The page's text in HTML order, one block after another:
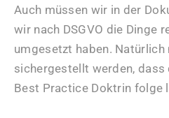
Auch müssen wir in der
wir nach DSGVO die Dinge
umgesetzt haben. Natürlich
sichergestellt werden, dass
Best Practice Doktrin folge